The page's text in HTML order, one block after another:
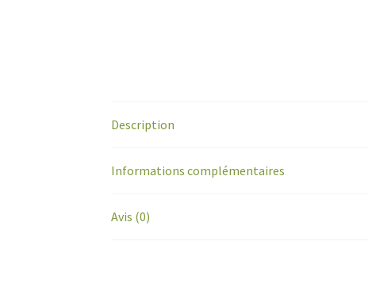
Description
Informations complémentaires
Avis (0)